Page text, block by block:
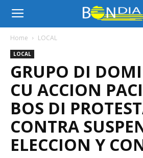
Bon
Dia
Aruba
Home LOCAL
LOCAL
GRUPO DI
CU ACCION
BOS DI
CONTRA
ELECCION Y